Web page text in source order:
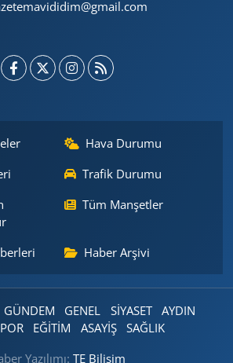
Hava Durumu
Trafik Durumu
Tüm Manşetler
Haber Arşivi
GÜNDEM GENEL SİYASET
AYDIN
EĞİTİM ASAYİŞ
SAĞLIK
Yazılımı: TE Bilişim